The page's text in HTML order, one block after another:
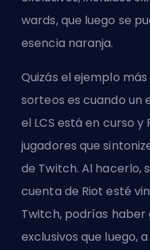
wards, que luego se
esencia naranja.
Quizás el ejemplo
sorteos es cuando un
el LCS está en curso y
jugadores que
de Twitch. Al hacerlo,
cuenta de Riot esté
Twitch, podrías haber
exclusivos que luego,